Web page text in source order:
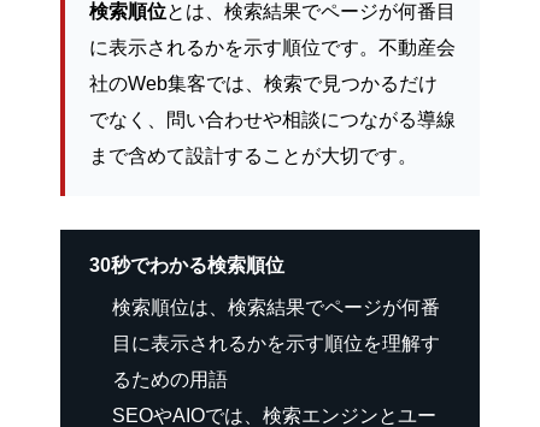
検索順位とは、検索結果でページが何番目
に表示されるかを示す順位です。不動産会
社のWeb集客では、検索で見つかるだけ
でなく、問い合わせや相談につながる導線
まで含めて設計することが大切です。
30秒でわかる検索順位
検索順位は、検索結果でページが何番
目に表示されるかを示す順位を理解す
るための用語
SEOやAIOでは、検索エンジンとユー